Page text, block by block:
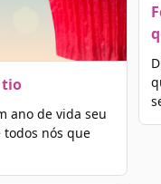
tio
ano de vida seu
nós que